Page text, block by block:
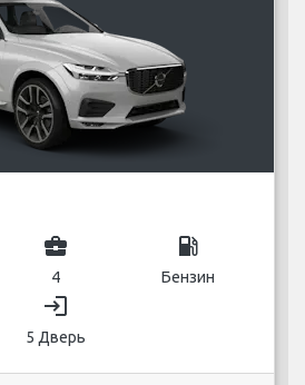
business_center
4
local_gas_station
Бензин
login
5 Дверь